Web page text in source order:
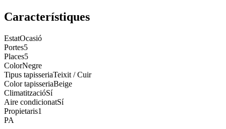
Característiques
EstatOcasió
Portes5
Places5
ColorNegre
Tipus tapisseriaTeixit / Cuir
Color tapisseriaBeige
ClimatitzacióSí
Aire condicionatSí
Propietaris1
PA